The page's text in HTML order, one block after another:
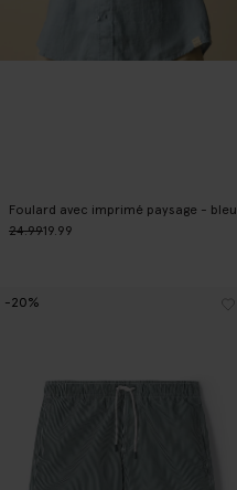
Foulard avec imprimé paysage - bleu
24.9919.99
-20%